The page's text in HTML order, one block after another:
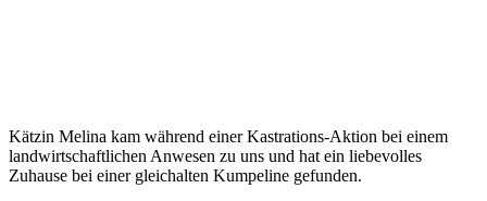
Kätzin Melina kam während einer Kastrations-Aktion bei einem
landwirtschaftlichen Anwesen zu uns und hat ein liebevolles
Zuhause bei einer gleichalten Kumpeline gefunden.